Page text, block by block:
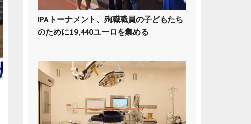
IPAトーナメント、殉職職員の子どもたち
のために19,440ユーロを集める